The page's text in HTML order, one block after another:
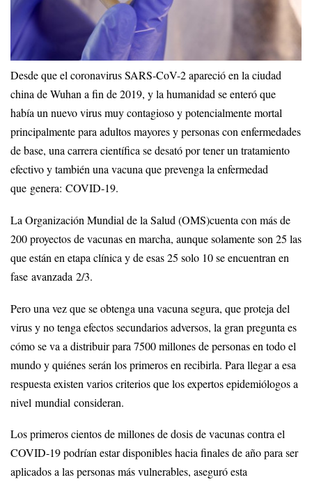
Desde que el coronavirus SARS-CoV-2 apareció en la ciudad
china de Wuhan a fin de 2019, y la humanidad se enteró que
había un nuevo virus muy contagioso y potencialmente mortal
principalmente para adultos mayores y personas con enfermedades
de base, una carrera científica se desató por tener un tratamiento
efectivo y también una vacuna que prevenga la enfermedad
que genera: COVID-19.
La Organización Mundial de la Salud (OMS)cuenta con más de
200 proyectos de vacunas en marcha, aunque solamente son 25 las
que están en etapa clínica y de esas 25 solo 10 se encuentran en
fase avanzada 2/3.
Pero una vez que se obtenga una vacuna segura, que proteja del
virus y no tenga efectos secundarios adversos, la gran pregunta es
cómo se va a distribuir para 7500 millones de personas en todo el
mundo y quiénes serán los primeros en recibirla. Para llegar a esa
respuesta existen varios criterios que los expertos epidemiólogos a
nivel mundial consideran.
Los primeros cientos de millones de dosis de vacunas contra el
COVID-19 podrían estar disponibles hacia finales de año para ser
aplicados a las personas más vulnerables, aseguró esta